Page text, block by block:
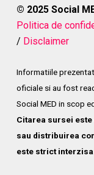
© 2025 Social
Politica de
/ Disclaimer
Informatiile
oficiale si au fost
Social MED in scop
Citarea sursei
sau distribuirea
este strict